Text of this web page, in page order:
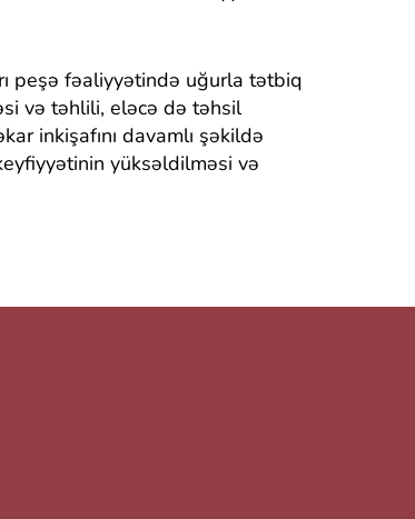
peşə fəaliyyətində uğurla tətbiq
və təhlili, eləcə də təhsil
inkişafını davamlı şəkildə
yüksəldilməsi və